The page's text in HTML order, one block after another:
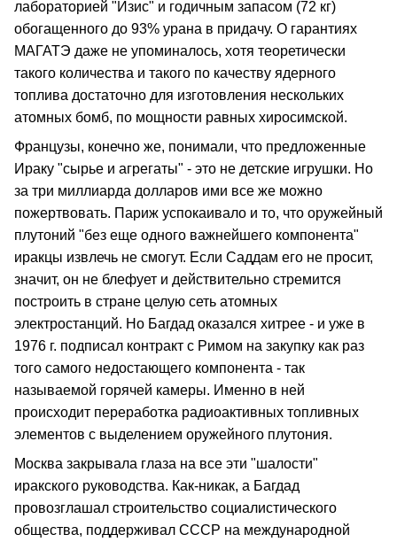
лабораторией "Изис" и годичным запасом (72 кг)
обогащенного до 93% урана в придачу. О гарантиях
МАГАТЭ даже не упоминалось, хотя теоретически
такого количества и такого по качеству ядерного
топлива достаточно для изготовления нескольких
атомных бомб, по мощности равных хиросимской.
Французы, конечно же, понимали, что предложенные
Ираку "сырье и агрегаты" - это не детские игрушки. Но
за три миллиарда долларов ими все же можно
пожертвовать. Париж успокаивало и то, что оружейный
плутоний "без еще одного важнейшего компонента"
иракцы извлечь не смогут. Если Саддам его не просит,
значит, он не блефует и действительно стремится
построить в стране целую сеть атомных
электростанций. Но Багдад оказался хитрее - и уже в
1976 г. подписал контракт с Римом на закупку как раз
того самого недостающего компонента - так
называемой горячей камеры. Именно в ней
происходит переработка радиоактивных топливных
элементов с выделением оружейного плутония.
Москва закрывала глаза на все эти "шалости"
иракского руководства. Как-никак, а Багдад
провозглашал строительство социалистического
общества, поддерживал СССР на международной